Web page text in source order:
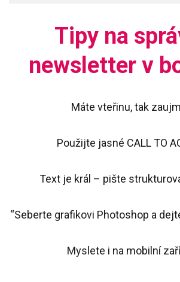
Tipy na
newsletter v
Máte vteřinu, tak
Použijte jasné CALL TO
Text je král – pište
“Seberte grafikovi Photoshop a
Myslete i na mobilní